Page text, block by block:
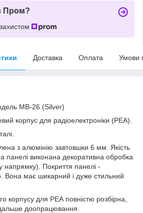
Пром?
Доставка Оплата Умови
MB-26 (Silver)
корпус для радіоелектроніки (РЕА).
з алюмінію завтовшки 6 мм. Якість
панелі виконана декоративна обробка
Покриття панелі -
Вона має шикарний і дуже стильний
корпусу для РЕА повністю розбірна,
доопрацювання.